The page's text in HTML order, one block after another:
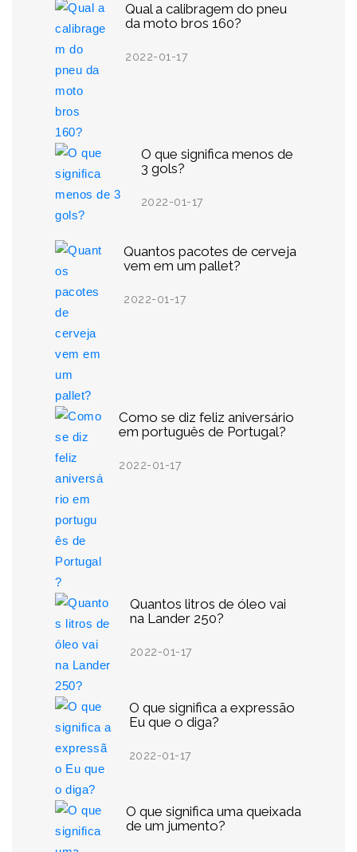
Qual a calibragem do pneu
da moto bros 160?
2022-01-17
O que significa menos de
3 gols?
2022-01-17
Quantos pacotes de cerveja
vem em um pallet?
2022-01-17
Como se diz feliz aniversário
em português de Portugal?
2022-01-17
Quantos litros de óleo vai
na Lander 250?
2022-01-17
O que significa a expressão
Eu que o diga?
2022-01-17
O que significa uma queixada
de um jumento?